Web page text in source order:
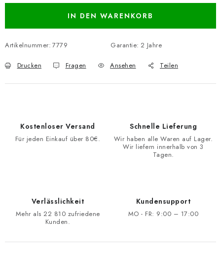
IN DEN WARENKORB
Artikelnummer: 7779 Garantie: 2 Jahre
Drucken Fragen Ansehen Teilen
Kostenloser Versand
Für jeden Einkauf über 80€.
Schnelle Lieferung
Wir haben alle Waren auf Lager.
Wir liefern innerhalb von 3
Tagen.
Verlässlichkeit
Mehr als 22 810 zufriedene
Kunden.
Kundensupport
MO - FR: 9:00 – 17:00